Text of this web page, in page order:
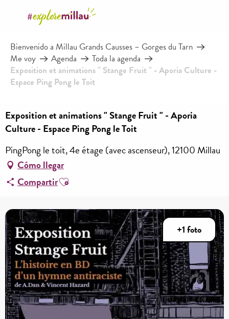
principal
Bienvenido a Millau Grands Causses – Gorges du Tarn
Me voy
Agenda
Toda la agenda
Exposition et animations " Stange Fruit " - Aporia Culture -
Espace Ping Pong le Toit
Exposition et animations " Stange Fruit " - Aporia
Culture - Espace Ping Pong le Toit
PingPong le toit, 4e étage (avec ascenseur), 12100 Millau
Cómo llegar
CompartirAjouter aux favoris
+1 foto